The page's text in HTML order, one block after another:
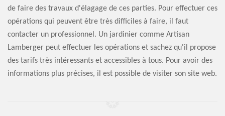
de faire des travaux d'élagage de ces parties. Pour effectuer ces
opérations qui peuvent être très difficiles à faire, il faut
contacter un professionnel. Un jardinier comme Artisan
Lamberger peut effectuer les opérations et sachez qu'il propose
des tarifs très intéressants et accessibles à tous. Pour avoir des
informations plus précises, il est possible de visiter son site web.